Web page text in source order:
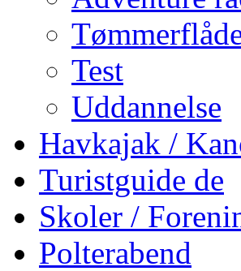
Test
Uddannelse
Havkajak /
Turistguide de
Skoler /
Polterabend